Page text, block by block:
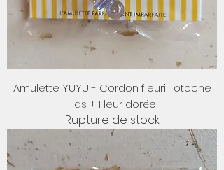
Amulette YÜYÜ - Cordon fleuri Totoche
lilas + Fleur dorée
Rupture de stock